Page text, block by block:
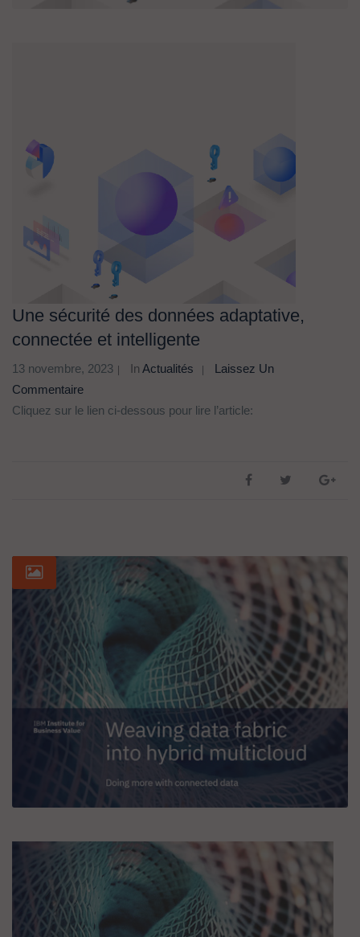
Une sécurité des données adaptative,
connectée et intelligente
13 novembre, 2023 In Actualités
Laissez Un
Commentaire
Cliquez sur le lien ci-dessous pour lire l’article: